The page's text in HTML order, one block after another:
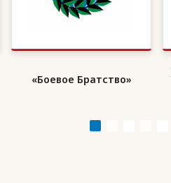
«Боевое Братство»